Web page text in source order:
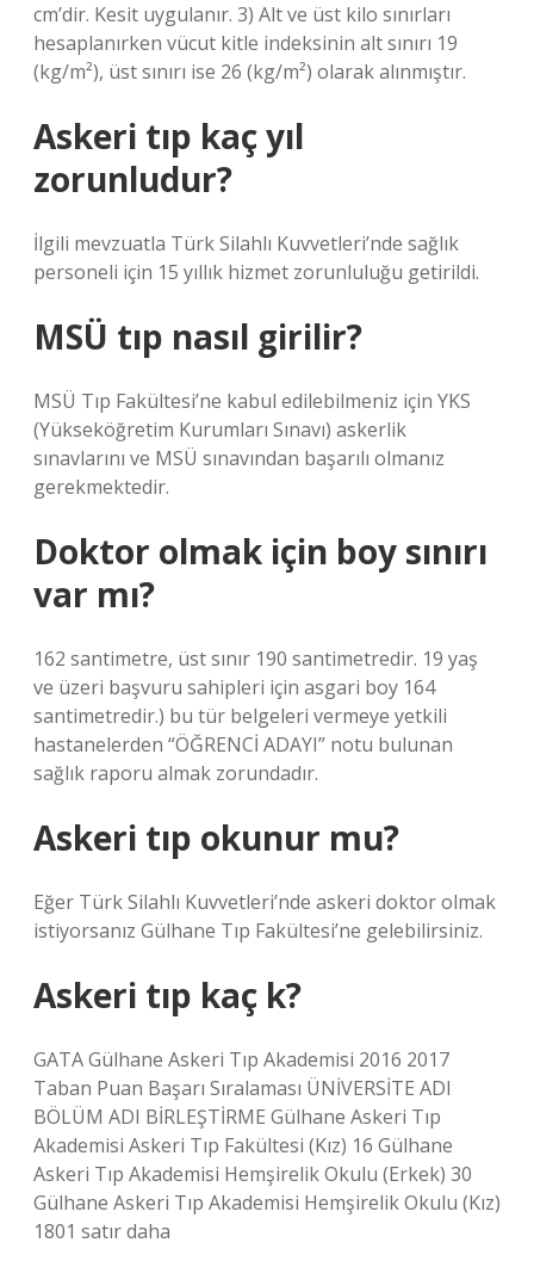
cm’dir. Kesit uygulanır. 3) Alt ve üst kilo sınırları
hesaplanırken vücut kitle indeksinin alt sınırı 19
(kg/m²), üst sınırı ise 26 (kg/m²) olarak alınmıştır.
Askeri tıp kaç yıl
zorunludur?
İlgili mevzuatla Türk Silahlı Kuvvetleri’nde sağlık
personeli için 15 yıllık hizmet zorunluluğu getirildi.
MSÜ tıp nasıl girilir?
MSÜ Tıp Fakültesi’ne kabul edilebilmeniz için YKS
(Yükseköğretim Kurumları Sınavı) askerlik
sınavlarını ve MSÜ sınavından başarılı olmanız
gerekmektedir.
Doktor olmak için boy sınırı
var mı?
162 santimetre, üst sınır 190 santimetredir. 19 yaş
ve üzeri başvuru sahipleri için asgari boy 164
santimetredir.) bu tür belgeleri vermeye yetkili
hastanelerden “ÖĞRENCİ ADAYI” notu bulunan
sağlık raporu almak zorundadır.
Askeri tıp okunur mu?
Eğer Türk Silahlı Kuvvetleri’nde askeri doktor olmak
istiyorsanız Gülhane Tıp Fakültesi’ne gelebilirsiniz.
Askeri tıp kaç k?
GATA Gülhane Askeri Tıp Akademisi 2016 2017
Taban Puan Başarı Sıralaması ÜNİVERSİTE ADI
BÖLÜM ADI BİRLEŞTİRME Gülhane Askeri Tıp
Akademisi Askeri Tıp Fakültesi (Kız) 16 Gülhane
Askeri Tıp Akademisi Hemşirelik Okulu (Erkek) 30
Gülhane Askeri Tıp Akademisi Hemşirelik Okulu (Kız)
1801 satır daha